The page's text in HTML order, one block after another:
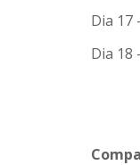
Dia 17
Dia 18